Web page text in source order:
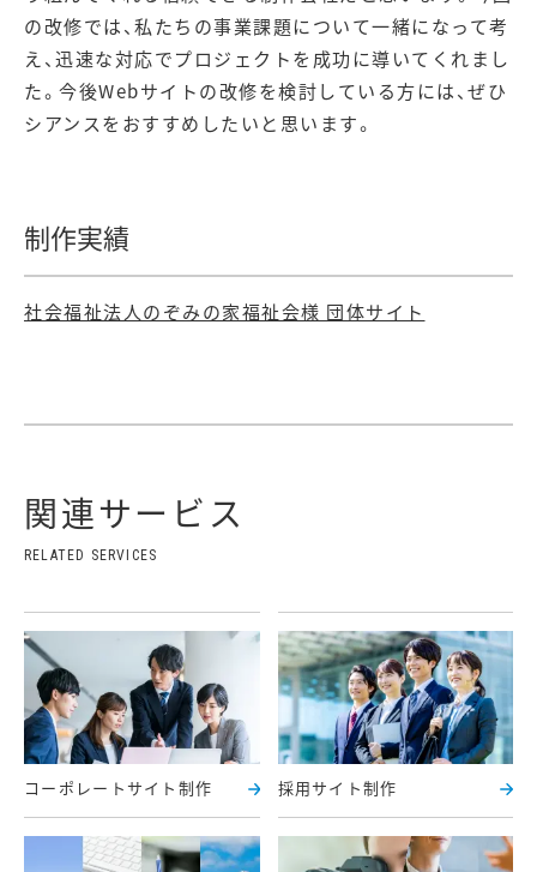
の改修では、私たちの事業課題について一緒になって考
え、迅速な対応でプロジェクトを成功に導いてくれまし
た。今後Webサイトの改修を検討している方には、ぜひ
シアンスをおすすめしたいと思います。
制作実績
社会福祉法人のぞみの家福祉会様 団体サイト
関連サービス
コーポレートサイト制作 採用サイト制作